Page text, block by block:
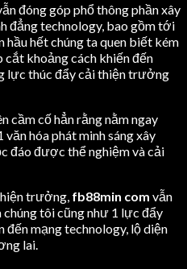
đóng góp phổ thông phần xây
đẳng technology, bao gồm tới
hầu hết chúng ta quen biết kém
khoảng cách khiến đến
lực thúc đẩy cải thiện trưởng
cầm cố hẳn rằng nằm ngay
văn hóa phát minh sáng xây
đáo được thể nghiệm và cải
trưởng, fb88min com vẫn
tôi cũng như 1 lực đẩy
mạng technology, lộ diện
lai.